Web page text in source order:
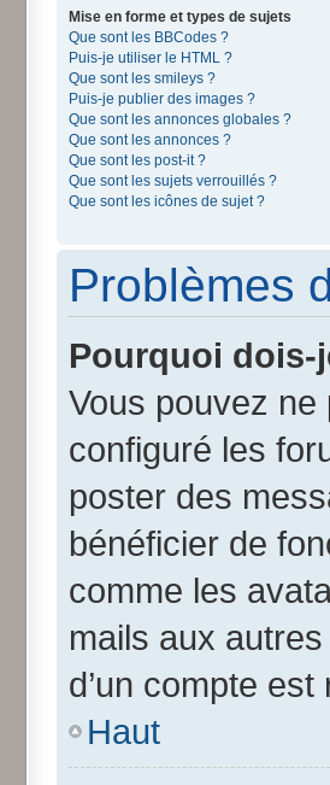
Mise en forme et types de sujets
Que sont les BBCodes ?
Puis-je utiliser le HTML ?
Que sont les smileys ?
Puis-je publier des images ?
Que sont les annonces globales ?
Que sont les annonces ?
Que sont les post-it ?
Que sont les sujets verrouillés ?
Que sont les icônes de sujet ?
Problèmes
Pourquoi dois-
Vous pouvez ne
configuré les
poster des
bénéficier de
comme les
mails aux
d’un compte
Haut